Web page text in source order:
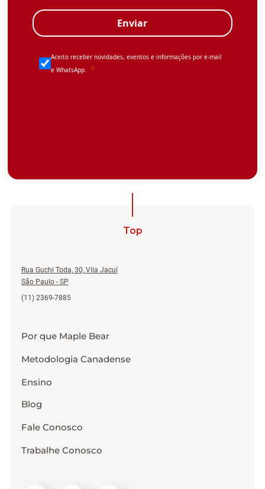
Top
Rua Guchi Toda, 30, Vila Jacuí
São Paulo - SP
(11) 2369-7885
Por que Maple Bear
Metodologia Canadense
Ensino
Blog
Fale Conosco
Trabalhe Conosco